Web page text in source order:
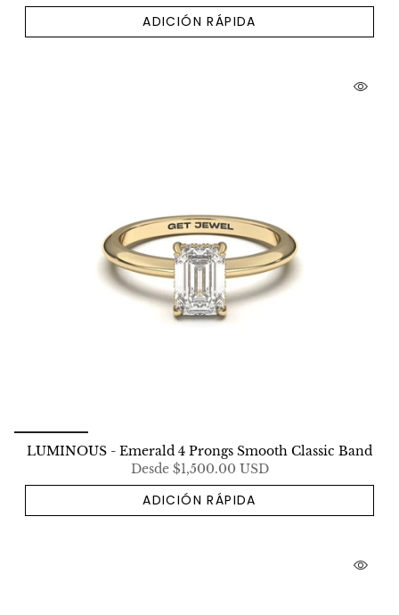
ADICIÓN RÁPIDA
LUMINOUS - Emerald 4 Prongs Smooth Classic Band
Desde$1,500.00 USD
ADICIÓN RÁPIDA